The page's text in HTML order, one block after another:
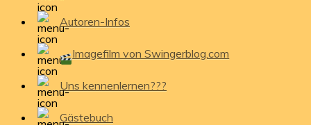
Autoren-Infos
Imagefilm von Swingerblog.com
Uns kennenlernen???
Gästebuch